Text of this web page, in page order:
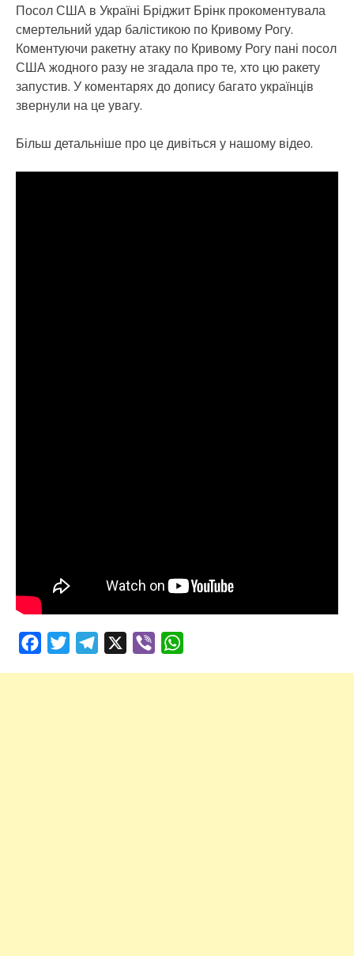
Посол США в Україні Бріджит Брінк прокоментувала
смертельний удар балістикою по Кривому Рогу.
Коментуючи ракетну атаку по Кривому Рогу пані посол
США жодного разу не згадала про те, хто цю ракету
запустив. У коментарях до допису багато українців
звернули на це увагу.
Більш детальніше про це дивіться у нашому відео.
FacebookTwitterTelegram Viber